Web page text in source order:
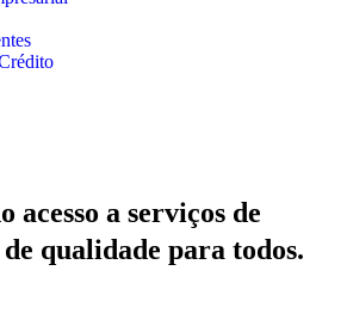
acesso a serviços de
qualidade para todos.